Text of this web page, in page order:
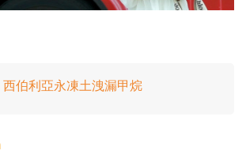
西伯利亞永凍土洩漏甲烷